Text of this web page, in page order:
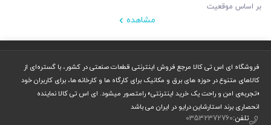
بر اساس موقعیت
مشاهده
فروشگاه ای اس تی کالا مرجع فروش اینترنتی قطعات صنعتی در کشور، با گستره‌ای از
کالاهای متنوع در حوزه های برق و مکانیک برای کارگاه ها و کارخانه ها، برای کاربران خود
«تجربه‌ی امن و راحت یک خرید اینترنتی» رامتصور میشود. ای اس تی کالا نماینده
انحصاری برند استارشاین درایو در ایران می باشد
تلفن:03532372760